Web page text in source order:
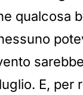
qualcosa
E, per